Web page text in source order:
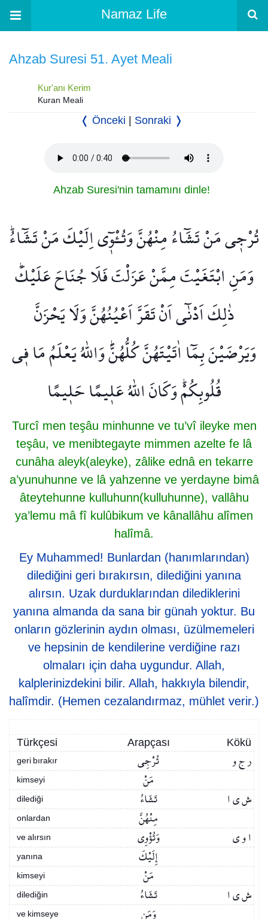
Namaz Life
Ahzab Suresi 51. Ayet Meali
Kur'anı Kerim
Kuran Meali
❬ Önceki Sonraki ❭
Ahzab Suresi'nin tamamını dinle!
تُرْج۪ي مَنْ تَشَٓاءُ مِنْهُنَّ وَتُـْٔو۪ٓي اِلَيْكَ مَنْ تَشَٓاءُۜ
وَمَنِ ابْتَغَيْتَ مِمَّنْ عَزَلْتَ فَلَا جُنَاحَ عَلَيْكَۜ
ذٰلِكَ اَدْنٰٓى اَنْ تَقَرَّ اَعْيُنُهُنَّ وَلَا يَحْزَنَّ
وَيَرْضَيْنَ بِمَٓا اٰتَيْتَهُنَّ كُلُّهُنَّۜ وَاللّٰهُ يَعْلَمُ مَا ف۪ي
قُلُوبِكُمْۜ وَكَانَ اللّٰهُ عَل۪يمًا حَل۪يمًا
Turcî men teşâu minhunne ve tu’vî ileyke men
teşâu, ve menibtegayte mimmen azelte fe lâ
cunâha aleyk(aleyke), zâlike ednâ en tekarre
a’yunuhunne ve lâ yahzenne ve yerdayne bimâ
âteytehunne kulluhunn(kulluhunne), vallâhu
ya’lemu mâ fî kulûbikum ve kânallâhu alîmen
halîmâ.
Ey Muhammed! Bunlardan (hanımlarından)
dilediğini geri bırakırsın, dilediğini yanına
alırsın. Uzak durduklarından dilediklerini
yanına almanda da sana bir günah yoktur. Bu
onların gözlerinin aydın olması, üzülmemeleri
ve hepsinin de kendilerine verdiğine razı
olmaları için daha uygundur. Allah,
kalplerinizdekini bilir. Allah, hakkıyla bilendir,
halîmdir. (Hemen cezalandırmaz, mühlet verir.)
Türkçesi Kökü
Arapçası
geri bırakır ر ج و تُرْجِي
kimseyi مَنْ
dilediği ش ي ا تَشَاءُ
onlardan مِنْهُنَّ
ve alırsın ا و ي وَتُؤْوِي
yanına إِلَيْكَ
kimseyi مَنْ
dilediğin ش ي ا تَشَاءُ
ve kimseye وَمَنِ